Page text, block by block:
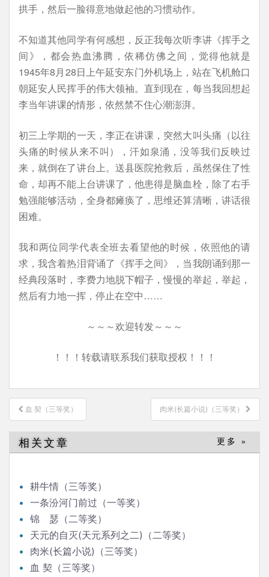
拱手，然后一脸得意地做起他的习惯动作。
不知道其他同学有何感想，反正我每次听李讲《挥手之
间》，都会热血沸腾，依稀仿佛之间，觉得他就是
1945年8月28日上午延安东门外机场上，站在飞机舱口
朝延安人民挥手的伟大领袖。直到现在，每当我回想起
李当年讲课的情形，依然禁不住心潮澎湃。
初三上学期的一天，李正在讲课，突然大叫头痛（以往
头痛的时候从来不叫），汗如泉涌，没等我们反映过
来，就倒在了讲台上。送县医院抢救后，虽然保住了性
命，却再不能上台讲课了，他患得是脑血栓，除了右手
勉强能够活动，全身都瘫痪了，思维还算清晰，讲话很
困难。
我和两位同学代表全班去看望他的时候，依照他的请
求，我含着热泪背诵了《挥手之间》，当我朗诵到那一
经典段落时，李费力地脱下帽子，慢慢的举起，举起，
然后有力地一挥，停止在空中……
～～～欢迎转发～～～
！！！转载请联系我们获取授权！！！
文
章
导
航
血 契（三等奖） 肉米(长篇小说)（三等奖）
相关文章 更多 »
耕牛情（三等奖）
一条汾河门前过（一等奖）
锦 瑟（二等奖）
天元的自灭(天元系列之二)（二等奖）
肉米(长篇小说)（三等奖）
血 契（三等奖）